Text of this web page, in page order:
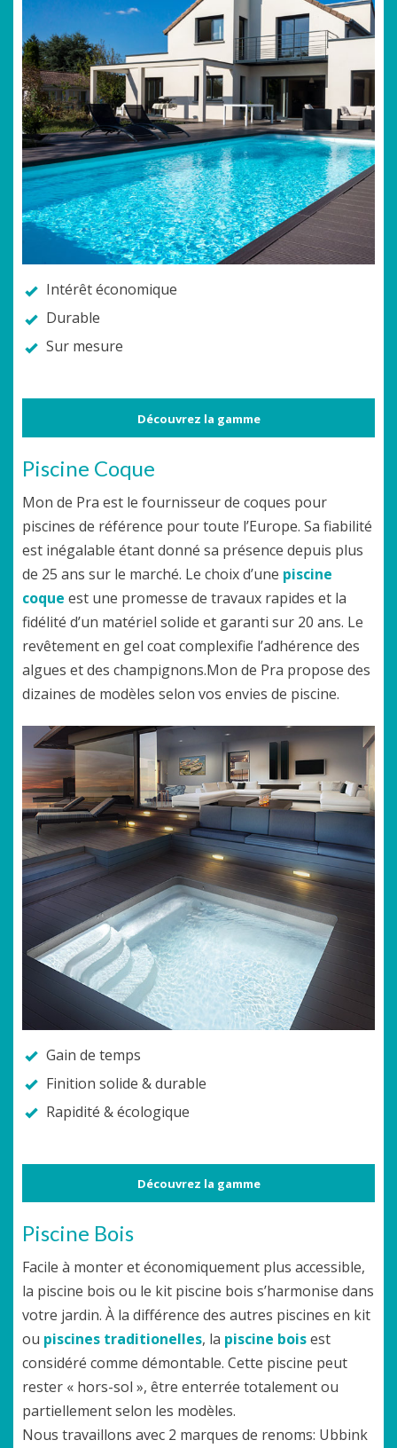
Intérêt économique
Durable
Sur mesure
Découvrez la gamme
Piscine Coque
Mon de Pra est le fournisseur de coques pour
piscines de référence pour toute l’Europe. Sa fiabilité
est inégalable étant donné sa présence depuis plus
de 25 ans sur le marché. Le choix d’une piscine
coque est une promesse de travaux rapides et la
fidélité d’un matériel solide et garanti sur 20 ans. Le
revêtement en gel coat complexifie l’adhérence des
algues et des champignons.Mon de Pra propose des
dizaines de modèles selon vos envies de piscine.
Gain de temps
Finition solide & durable
Rapidité & écologique
Découvrez la gamme
Piscine Bois
Facile à monter et économiquement plus accessible,
la piscine bois ou le kit piscine bois s’harmonise dans
votre jardin. À la différence des autres piscines en kit
ou piscines traditionelles, la piscine boisest
considéré comme démontable. Cette piscine peut
rester « hors-sol », être enterrée totalement ou
partiellement selon les modèles.
Nous travaillons avec 2 marques de renoms: Ubbink